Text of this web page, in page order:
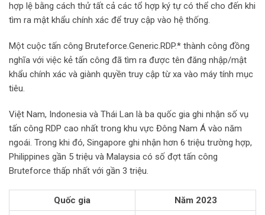
hợp lệ bằng cách thử tất cả các tổ hợp ký tự có thể cho đến khi
tìm ra mật khẩu chính xác để truy cập vào hệ thống.
Một cuộc tấn công Bruteforce.Generic.RDP.* thành công đồng
nghĩa với việc kẻ tấn công đã tìm ra được tên đăng nhập/mật
khẩu chính xác và giành quyền truy cập từ xa vào máy tính mục
tiêu.
Việt Nam, Indonesia và Thái Lan là ba quốc gia ghi nhận số vụ
tấn công RDP cao nhất trong khu vực Đông Nam Á vào năm
ngoái. Trong khi đó, Singapore ghi nhận hơn 6 triệu trường hợp,
Philippines gần 5 triệu và Malaysia có số đợt tấn công
Bruteforce thấp nhất với gần 3 triệu.
Quốc gia
Năm 2023